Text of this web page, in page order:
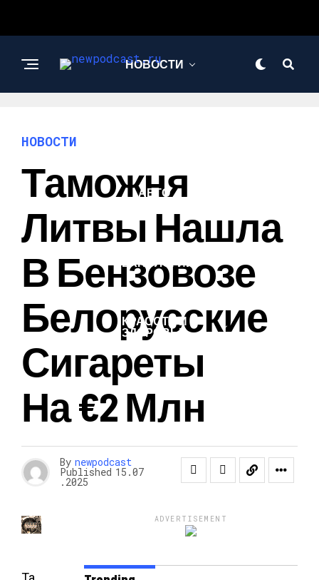
НОВОСТИ
АВТО
ТЕХНОЛОГИИ
КРАСОТА И
ЗДОРОВЬЕ
НОВОСТИ
Таможня
Литвы Нашла
В Бензовозе
Белорусские
Сигареты
На €2 Млн
By newpodcast
Published 15.07
.2025
ADVERTISEMENT